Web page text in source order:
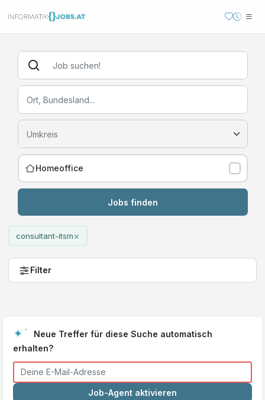
Homeoffice
Jobs finden
consultant-itsm×
Filter
Neue Treffer für diese Suche automatisch
erhalten?
Job-Agent aktivieren